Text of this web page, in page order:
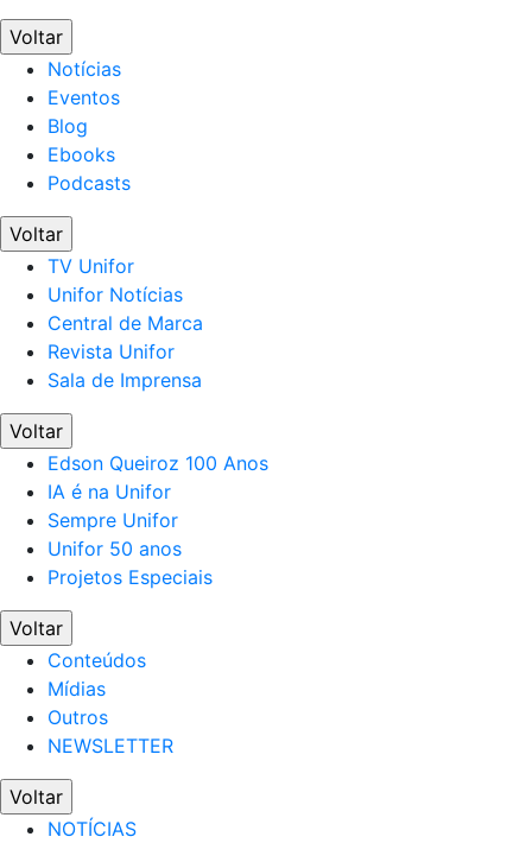
Voltar
Notícias
Eventos
Blog
Ebooks
Podcasts
Voltar
TV Unifor
Unifor Notícias
Central de Marca
Revista Unifor
Sala de Imprensa
Voltar
Edson Queiroz 100 Anos
IA é na Unifor
Sempre Unifor
Unifor 50 anos
Projetos Especiais
Voltar
Conteúdos
Mídias
Outros
NEWSLETTER
Voltar
NOTÍCIAS